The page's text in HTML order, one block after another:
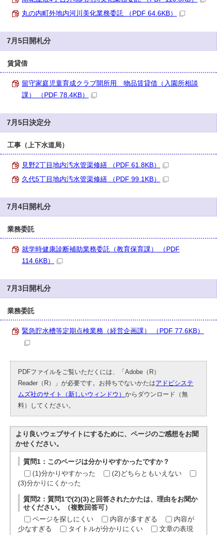
丸の内町外地内河川美化業務委託 （PDF 64.6KB）
7月5日開札分
賃貸借
留守家庭児童育成クラブ開所用 物品賃貸借（入園所相談
課） （PDF 78.4KB）
7月5日決定分
工事（上下水道局）
見野2丁目地内汚水管渠修繕 （PDF 61.8KB）
久代5丁目地内汚水管渠修繕 （PDF 99.1KB）
7月4日開札分
業務委託
就学時健康診断補助業務委託（教育保育課） （PDF
114.6KB）
7月3日開札分
業務委託
緊急貯水槽等定期点検業務（経営企画課） （PDF 77.6KB）
PDFファイルをご覧いただくには、「Adobe（R）
Reader（R）」が必要です。お持ちでないかたはアドビシステ
ムズ社のサイト（新しいウィンドウ）からダウンロード（無
料）してください。
より良いウェブサイトにするために、ページのご感想をお聞
かせください。
質問1：このページは分かりやすかったですか？
(1)分かりやすかった
(2)どちらともいえない
(3)分かりにくかった
質問2：質問1で(2)(3)と回答されたかたは、理由をお聞か
せください。（複数回答可）
ページを探しにくい
内容が多すぎる
内容が
少なすぎる
タイトルが分かりにくい
文章の表現